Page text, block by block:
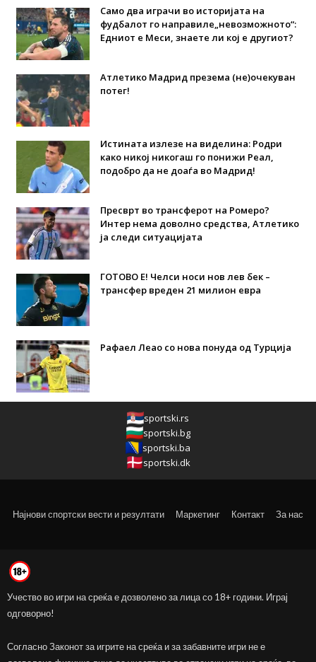
Само два играчи во историјата на
фудбалот го направиле„невозможното“:
Едниот е Меси, знаете ли кој е другиот?
Атлетико Мадрид презема (не)очекуван
потег!
Истината излезе на виделина: Родри
како никој никогаш го понижи Реал,
подобро да не доаѓа во Мадрид!
Пресврт во трансферот на Ромеро?
Интер нема доволно средства, Атлетико
ја следи ситуацијата
ГОТОВО Е! Челси носи нов лев бек –
трансфер вреден 21 милион евра
Рафаел Леао со нова понуда од Турција
sportski.rs
sportski.bg
sportski.ba
sportski.dk
Најнови спортски вести и резултати Маркетинг Контакт За нас
Учество во игри на среќа е дозволено за лица со 18+ години. Играј
одговорно!
Согласно Законот за игрите на среќа и за забавните игри не е